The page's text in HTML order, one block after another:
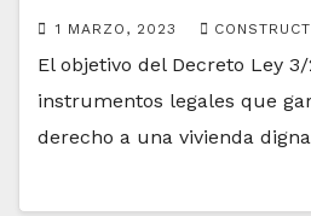
1 MARZO, 2023
El objetivo del Decreto Ley
instrumentos legales que
derecho a una vivienda digna